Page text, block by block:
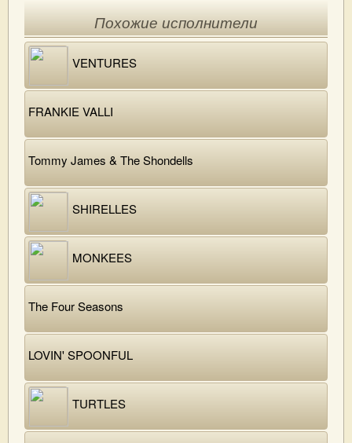
Похожие исполнители
VENTURES
FRANKIE VALLI
Tommy James & The Shondells
SHIRELLES
MONKEES
The Four Seasons
LOVIN' SPOONFUL
TURTLES